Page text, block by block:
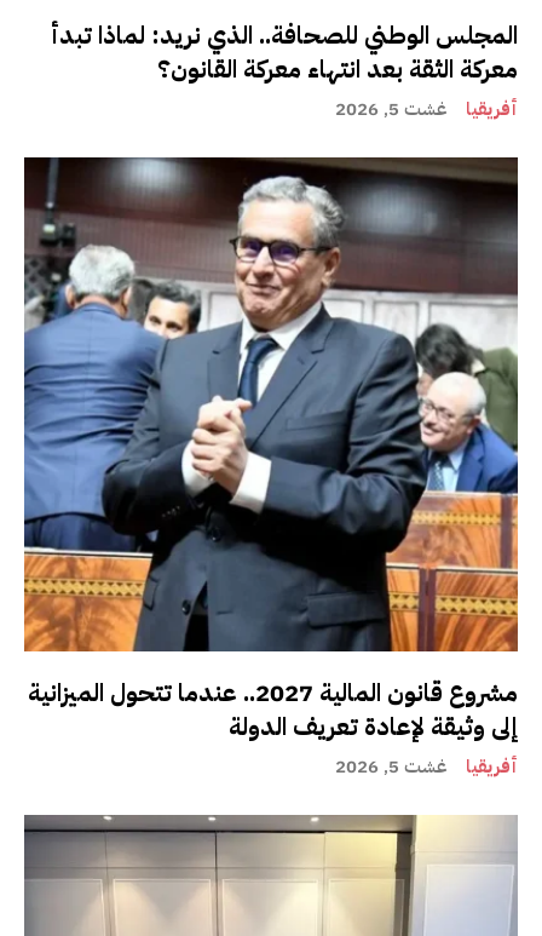
المجلس الوطني للصحافة.. الذي نريد: لماذا تبدأ
معركة الثقة بعد انتهاء معركة القانون؟
أفريقيا غشت 5, 2026
مشروع قانون المالية 2027.. عندما تتحول الميزانية
إلى وثيقة لإعادة تعريف الدولة
أفريقيا غشت 5, 2026